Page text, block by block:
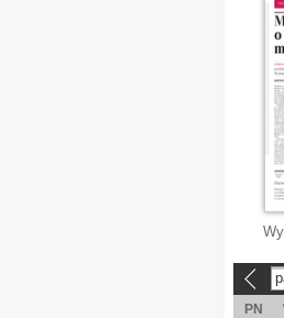
PN